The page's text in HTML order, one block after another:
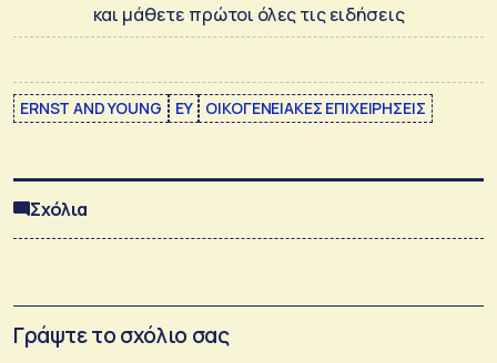
και μάθετε πρώτοι όλες τις ειδήσεις
ERNST AND YOUNG EY ΟΙΚΟΓΕΝΕΙΑΚΕΣ ΕΠΙΧΕΙΡΗΣΕΙΣ
Σχόλια
Γράψτε το σχόλιο σας